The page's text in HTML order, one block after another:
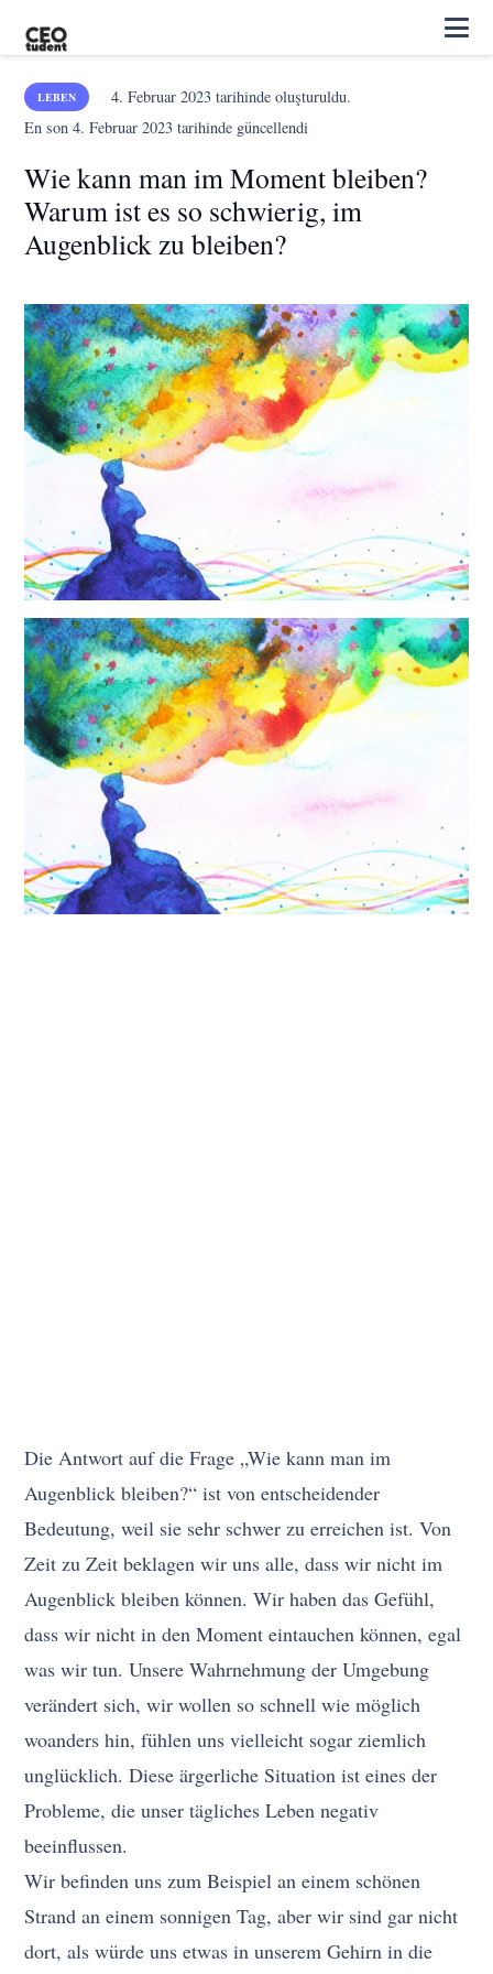
LEBEN 4. Februar 2023tarihinde oluşturuldu.
En son4. Februar 2023 tarihinde güncellendi
Wie kann man im Moment bleiben?
Warum ist es so schwierig, im
Augenblick zu bleiben?
Die Antwort auf die Frage „Wie kann man im
Augenblick bleiben?“ ist von entscheidender
Bedeutung, weil sie sehr schwer zu erreichen ist. Von
Zeit zu Zeit beklagen wir uns alle, dass wir nicht im
Augenblick bleiben können. Wir haben das Gefühl,
dass wir nicht in den Moment eintauchen können, egal
was wir tun. Unsere Wahrnehmung der Umgebung
verändert sich, wir wollen so schnell wie möglich
woanders hin, fühlen uns vielleicht sogar ziemlich
unglücklich. Diese ärgerliche Situation ist eines der
Probleme, die unser tägliches Leben negativ
beeinflussen.
Wir befinden uns zum Beispiel an einem schönen
Strand an einem sonnigen Tag, aber wir sind gar nicht
dort, als würde uns etwas in unserem Gehirn in die